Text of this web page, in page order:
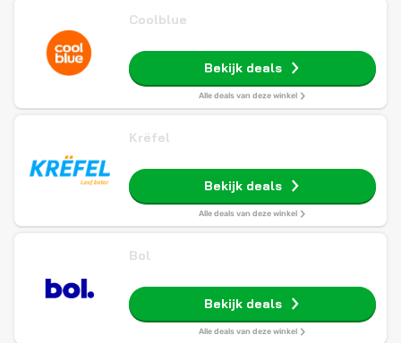
Coolblue
Bekijk deals
Alle deals van deze winkel
Krëfel
Bekijk deals
Alle deals van deze winkel
Bol
Bekijk deals
Alle deals van deze winkel